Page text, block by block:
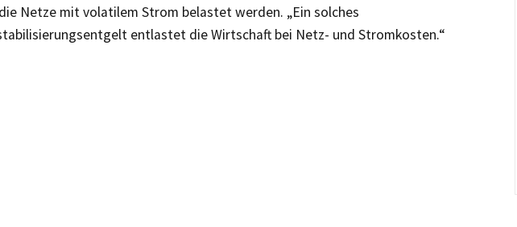
Netze mit volatilem Strom belastet werden. „Ein solches
entlastet die Wirtschaft bei Netz- und Stromkosten.“